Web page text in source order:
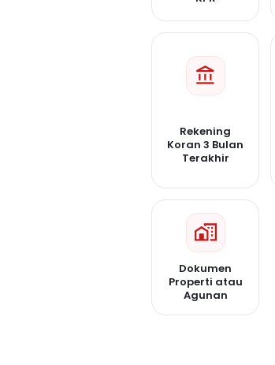
Rekening
Koran 3 Bulan
Terakhir
Dokumen
Properti atau
Agunan